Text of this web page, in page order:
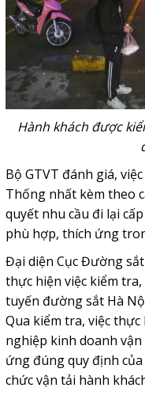
Hành khách được
Bộ GTVT đánh giá,
Thống nhất kèm theo
quyết nhu cầu đi lại
phù hợp, thích ứng
Đại diện Cục Đường
thực hiện việc kiểm
tuyến đường sắt Hà
Qua kiểm tra, việc thực
nghiệp kinh doanh
ứng đúng quy định
chức vận tải hành